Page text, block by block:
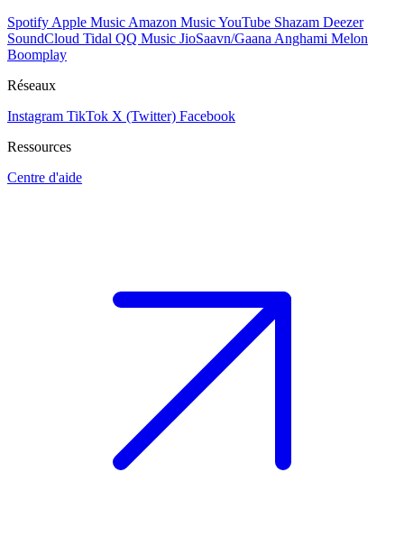
Spotify Apple Music Amazon MusicYouTube Shazam Deezer
SoundCloud Tidal QQ Music JioSaavn/Gaana Anghami Melon
Boomplay
Réseaux
Instagram TikTok X (Twitter) Facebook
Ressources
Centre d'aide